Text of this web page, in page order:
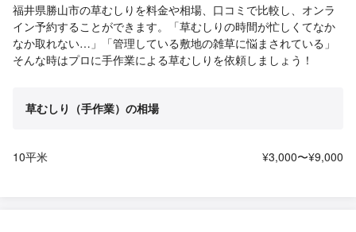
福井県勝山市の草むしりを料金や相場、口コミで比較し、オンラ
イン予約することができます。「草むしりの時間が忙しくてなか
なか取れない…」「管理している敷地の雑草に悩まされている」
そんな時はプロに手作業による草むしりを依頼しましょう！
草むしり（手作業）の相場
10平米 ¥3,000〜¥9,000